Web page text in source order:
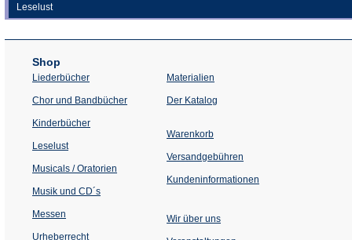
Leselust
Shop
Liederbücher
Chor und Bandbücher
Kinderbücher
Leselust
Musicals / Oratorien
Musik und CD´s
Messen
Urheberrecht
Materialien
Der Katalog
Warenkorb
Versandgebühren
Kundeninformationen
Wir über uns